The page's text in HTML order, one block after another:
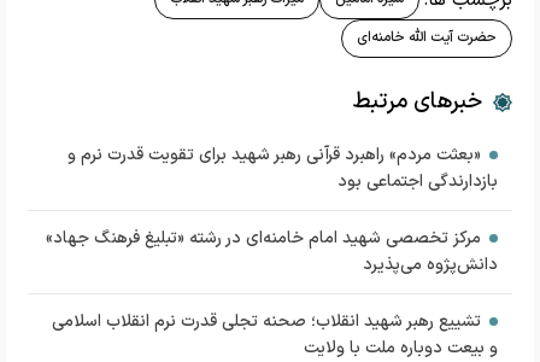
حضرت آیت الله خامنه‌ای
خبرهای مرتبط
«بعثت مردم» راهبرد قرآنی رهبر شهید برای تقویت قدرت نرم و
بازدارندگی اجتماعی بود
مرکز تخصصی شهید امام خامنه‌ای در رشته «تبلیغ فرهنگ جهاد»
دانش‌پژوه می‌پذیرد
تشییع رهبر شهید انقلاب؛ صحنه تجلی قدرت نرم انقلاب اسلامی
و بیعت دوباره ملت با ولایت